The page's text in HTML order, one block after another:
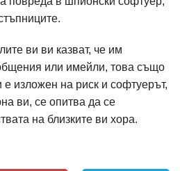
ви ви казват, че им
или имейли, това също
е изложен на риск и софтуерът,
ви, се опитва да се
на близките ви хора.